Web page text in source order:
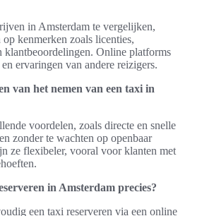
in Amsterdam te vergelijken,
kenmerken zoals licenties,
klantbeoordelingen. Online platforms
ervaringen van andere reizigers.
van het nemen van een taxi in
voordelen, zoals directe en snelle
zonder te wachten op openbaar
ze flexibeler, vooral voor klanten met
in Amsterdam precies?
een taxi reserveren via een online